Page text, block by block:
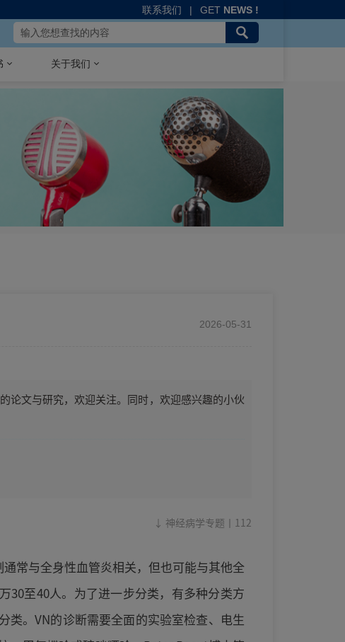
联系我们 | GET NEWS !
关于我们
2026-05-31
论文与研究，欢迎关注。同时，欢迎感兴趣的小伙
↓ 神经病学专题丨112
常与全身性血管炎相关，但也可能与其他全
30至40人。为了进一步分类，有多种分类方
类。VN的诊断需要全面的实验室检查、电生